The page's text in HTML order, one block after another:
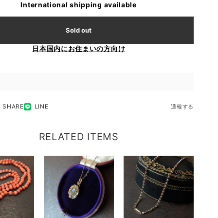
International shipping available
Sold out
日本国内にお住まいの方向け
SHARE LINE 通報する
RELATED ITEMS